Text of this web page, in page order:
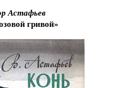
Астафьев
гривой»